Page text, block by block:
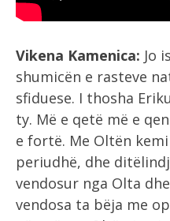
Vikena Kamenica: Jo
shumicën e rasteve
sfiduese. I thosha
ty. Më e qetë më e
e fortë. Me Oltën
periudhë, dhe
vendosur nga Olta
vendosa ta bëja me